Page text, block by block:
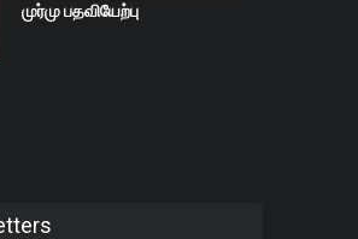
முர்மு பதவியேற்பு